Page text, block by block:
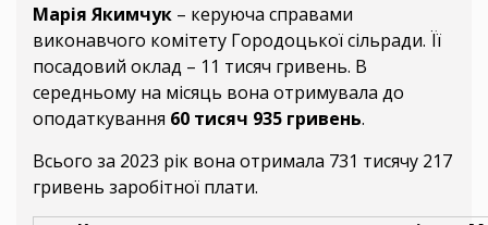
Марія Якимчук – керуюча справами
виконавчого комітету Городоцької сільради. Її
посадовий оклад – 11 тисяч гривень. В
середньому на місяць вона отримувала до
оподаткування 60 тисяч 935 гривень.
Всього за 2023 рік вона отримала 731 тисячу 217
гривень заробітної плати.